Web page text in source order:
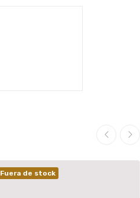
Fuera de stock